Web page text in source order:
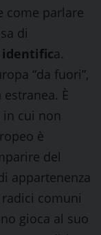
come parlare
di
identifica.
“da fuori”,
È
in cui non
è
del
appartenenza
radici comuni
gioca al suo